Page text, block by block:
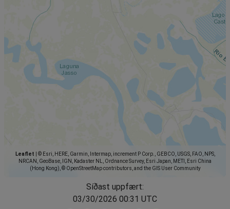
Leaflet
© Esri, HERE, Garmin, Intermap, increment P Corp., GEBCO, USGS, FAO, NPS,
NRCAN, GeoBase, IGN, Kadaster NL, Ordnance Survey, Esri Japan, METI, Esri China
(Hong Kong), © OpenStreetMap contributors, and the GIS User Community
Síðast uppfært:
03/30/2026 00:31 UTC